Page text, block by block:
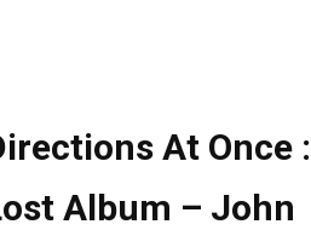
At Once :
Album – John